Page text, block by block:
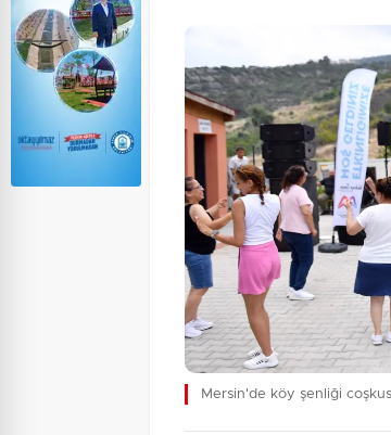
Mersin'de köy şenliği